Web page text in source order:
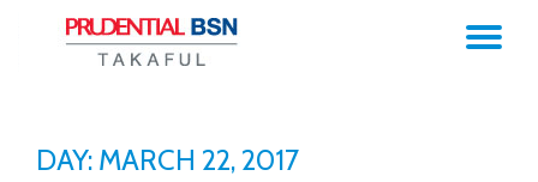
DAY: MARCH 22, 2017